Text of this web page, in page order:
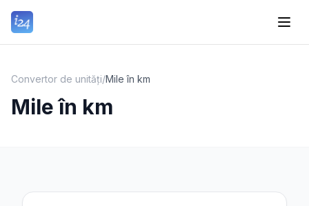
Convertor de unități/Mile în km
Mile în km